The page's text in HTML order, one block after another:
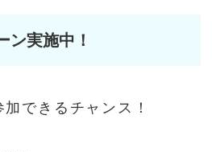
ン実施中！
できるチャンス！